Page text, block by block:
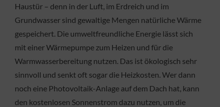
Haustür – denn in der Luft, im Erdreich und im
Grundwasser sind gewaltige Mengen natürliche Wärme
gespeichert. Die umweltfreundliche Energie lässt sich
mit einer Wärmepumpe zum Heizen und für die
Warmwasserbereitung nutzen. Das ist ökologisch sehr
sinnvoll und senkt oft sogar die Heizkosten. Wer dann
noch eine Photovoltaik-Anlage auf dem Dach hat, kann
den kostenlosen Sonnenstrom dazu nutzen, um die